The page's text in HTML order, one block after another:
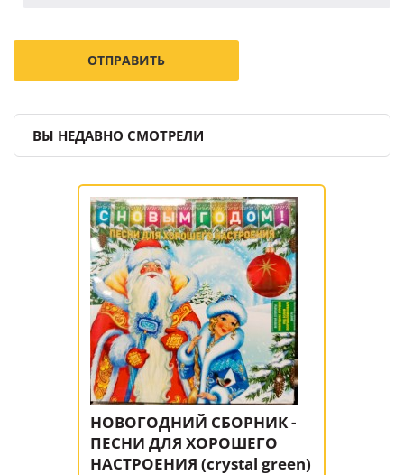
ВЫ НЕДАВНО СМОТРЕЛИ
НОВОГОДНИЙ СБОРНИК -
ПЕСНИ ДЛЯ ХОРОШЕГО
НАСТРОЕНИЯ (crystal green)